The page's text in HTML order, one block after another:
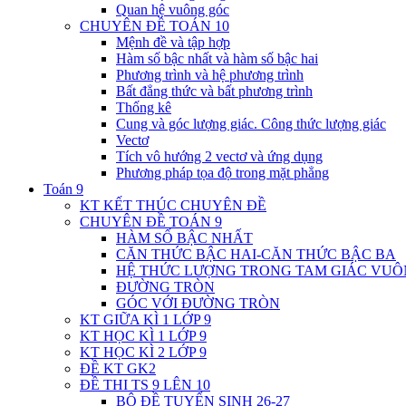
Quan hệ vuông góc
CHUYÊN ĐỀ TOÁN 10
Mệnh đề và tập hợp
Hàm số bậc nhất và hàm số bậc hai
Phương trình và hệ phương trình
Bất đẳng thức và bất phương trình
Thống kê
Cung và góc lượng giác. Công thức lượng giác
Vectơ
Tích vô hướng 2 vectơ và ứng dụng
Phương pháp tọa độ trong mặt phẳng
Toán 9
KT KẾT THÚC CHUYÊN ĐỀ
CHUYÊN ĐỀ TOÁN 9
HÀM SỐ BẬC NHẤT
CĂN THỨC BẬC HAI-CĂN THỨC BẬC BA
HỆ THỨC LƯỢNG TRONG TAM GIÁC
ĐƯỜNG TRÒN
GÓC VỚI ĐƯỜNG TRÒN
KT GIỮA KÌ 1 LỚP 9
KT HỌC KÌ 1 LỚP 9
KT HỌC KÌ 2 LỚP 9
ĐỀ KT GK2
ĐỀ THI TS 9 LÊN 10
BỘ ĐỀ TUYỂN SINH 26-27